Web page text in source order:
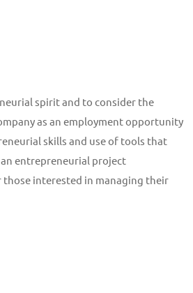
spirit and to consider the
as an employment opportunity
skills and use of tools that
entrepreneurial project
those interested in managing their